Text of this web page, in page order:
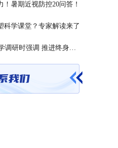
！暑期近视防控20问答！
科学课堂？专家解读来了
高山到湖南开放大学调研时强调 推进终身教育发展 在服务学习型社会建设中走好转型升级发展之路